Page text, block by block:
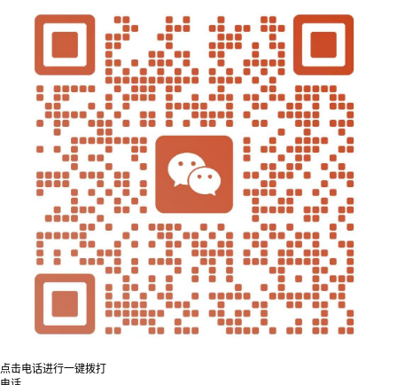
点击电话进行一键拨打